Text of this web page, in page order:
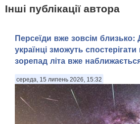
Інші публікації автора
Персеїди вже зовсім близько:
українці зможуть
зорепад літа вже
середа, 15 липень 2026, 15:32